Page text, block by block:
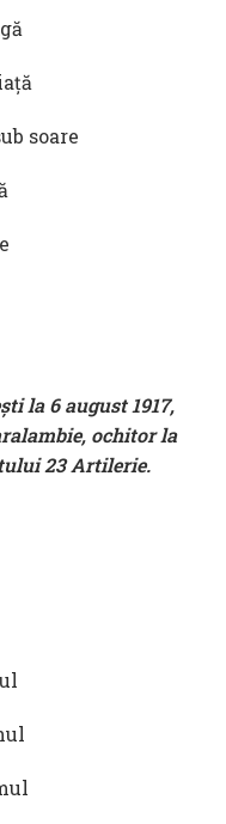
soare
la 6 august 1917,
ochitor la
23 Artilerie.